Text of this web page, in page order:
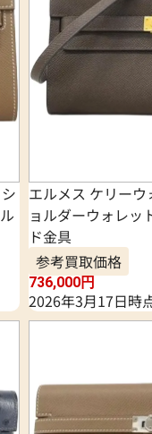
エルメス ケリー
ョルダーウォレッ
ド金具
参考買取価格
736,000円
2026年3月17日時